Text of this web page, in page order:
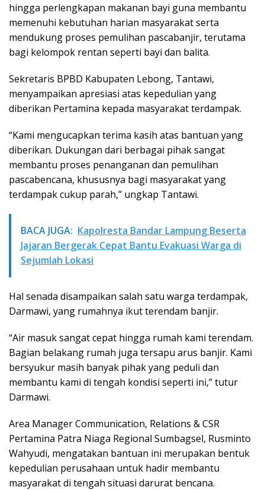
hingga perlengkapan makanan bayi guna membantu
memenuhi kebutuhan harian masyarakat serta
mendukung proses pemulihan pascabanjir, terutama
bagi kelompok rentan seperti bayi dan balita.
Sekretaris BPBD Kabupaten Lebong, Tantawi,
menyampaikan apresiasi atas kepedulian yang
diberikan Pertamina kepada masyarakat terdampak.
“Kami mengucapkan terima kasih atas bantuan yang
diberikan. Dukungan dari berbagai pihak sangat
membantu proses penanganan dan pemulihan
pascabencana, khususnya bagi masyarakat yang
terdampak cukup parah,” ungkap Tantawi.
BACA JUGA: Kapolresta Bandar Lampung Beserta
Jajaran Bergerak Cepat Bantu Evakuasi Warga di
Sejumlah Lokasi
Hal senada disampaikan salah satu warga terdampak,
Darmawi, yang rumahnya ikut terendam banjir.
“Air masuk sangat cepat hingga rumah kami terendam.
Bagian belakang rumah juga tersapu arus banjir. Kami
bersyukur masih banyak pihak yang peduli dan
membantu kami di tengah kondisi seperti ini,” tutur
Darmawi.
Area Manager Communication, Relations & CSR
Pertamina Patra Niaga Regional Sumbagsel, Rusminto
Wahyudi, mengatakan bantuan ini merupakan bentuk
kepedulian perusahaan untuk hadir membantu
masyarakat di tengah situasi darurat bencana.